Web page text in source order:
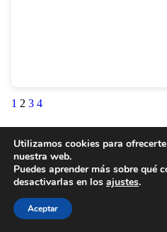
1 2 3 4
Utilizamos cookies para
nuestra web.
Puedes aprender más sobre qué
desactivarlas en los ajustes.
Aceptar